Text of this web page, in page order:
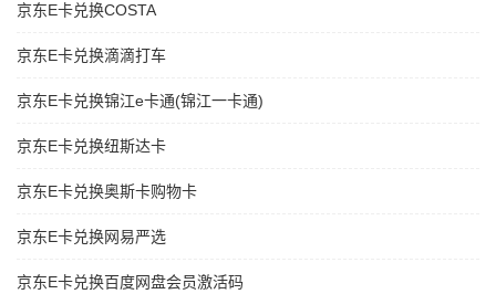
京东E卡兑换COSTA
京东E卡兑换滴滴打车
京东E卡兑换锦江e卡通(锦江一卡通)
京东E卡兑换纽斯达卡
京东E卡兑换奥斯卡购物卡
京东E卡兑换网易严选
京东E卡兑换百度网盘会员激活码